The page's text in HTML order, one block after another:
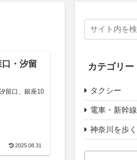
・汐留
留口、銀座10
2025.08.31
カテゴリー
タクシー
電車・新幹線
神奈川を歩く